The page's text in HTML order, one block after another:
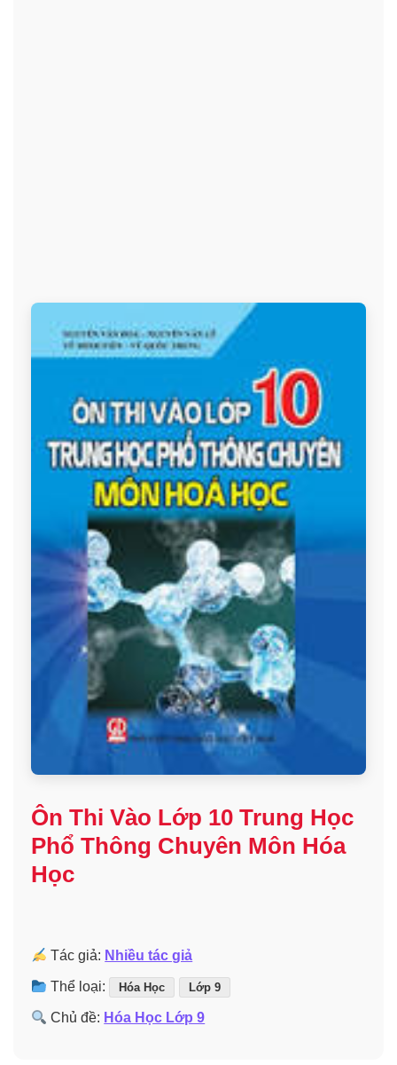
Ôn Thi Vào Lớp 10 Trung Học
Phổ Thông Chuyên Môn Hóa
Học
Tác giả: Nhiều tác giả
Thể loại: Hóa Học Lớp 9
Chủ đề: Hóa Học Lớp 9